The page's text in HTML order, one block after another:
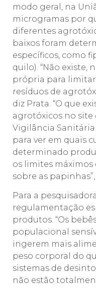
modo geral, na
microgramas por
diferentes
baixos foram
específicos, como
quilo). “Não existe,
própria para
resíduos de
diz Prata. “O que
agrotóxicos no site
Vigilância
para ver em quais
determinado
os limites máximos
sobre as
Para a
regulamentação
produtos. “Os
populacional
ingerem mais
peso corporal do
sistemas de
não estão